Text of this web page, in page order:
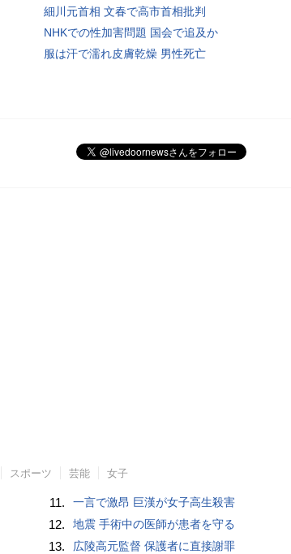
細川元首相 文春で高市首相批判
NHKでの性加害問題 国会で追及か
服は汗で濡れ皮膚乾燥 男性死亡
スポーツ 芸能 女子
11. 一言で激昂 巨漢が女子高生殺害
12. 地震 手術中の医師が患者を守る
13. 広陵高元監督 保護者に直接謝罪